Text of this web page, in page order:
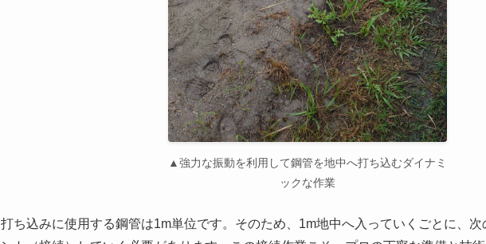
▲強力な振動を利用して鋼管を地中へ打ち込むダイナミ
ックな作業
打ち込みに使用する鋼管は1m単位です。そのため、1m地中へ入っていくごとに、